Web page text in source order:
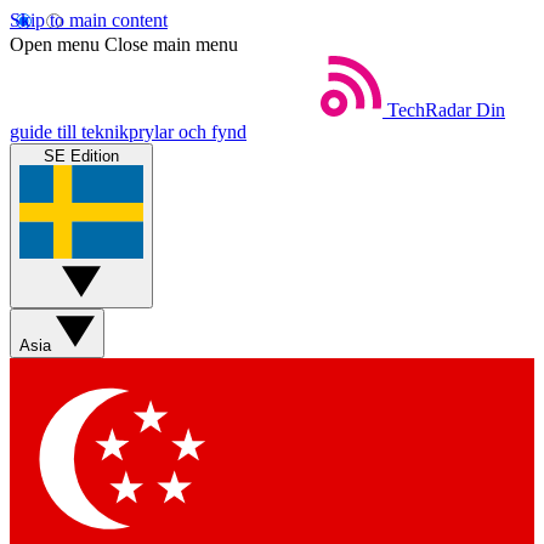
Skip to main content
Open menu Close main menu
TechRadar Din
guide till teknikprylar och fynd
SE Edition
Asia